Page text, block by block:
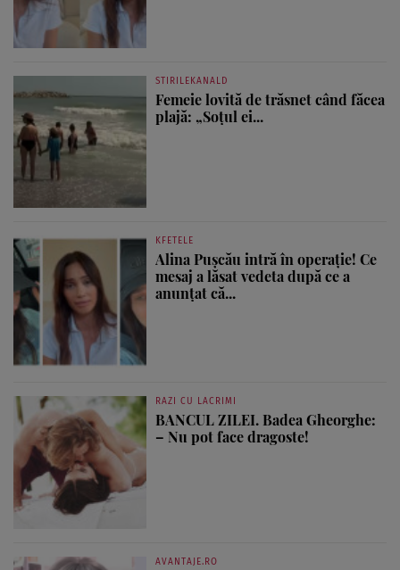
STIRILEKANALD
Femeie lovită de trăsnet când făcea
plajă: „Soțul ei...
KFETELE
Alina Pușcău intră în operație! Ce
mesaj a lăsat vedeta după ce a
anunțat că...
RAZI CU LACRIMI
BANCUL ZILEI. Badea Gheorghe:
– Nu pot face dragoste!
AVANTAJE.RO